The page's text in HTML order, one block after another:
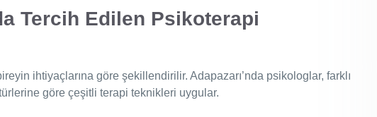
Tercih Edilen Psikoterapi
ihtiyaçlarına göre şekillendirilir. Adapazarı’nda psikologlar, farklı
göre çeşitli terapi teknikleri uygular.